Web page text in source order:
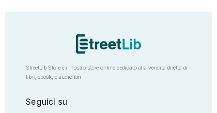
StreetLib Store è il nostro store online dedicato alla vendita diretta di
libri, ebook, e audiolibri
Seguici su